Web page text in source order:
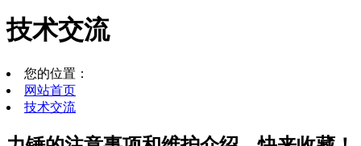
技术交流
您的位置：
网站首页
技术交流